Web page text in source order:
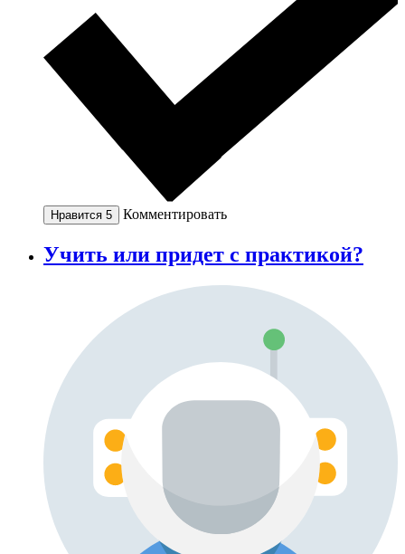
Нравится 5 Комментировать
Учить или придет с практикой?